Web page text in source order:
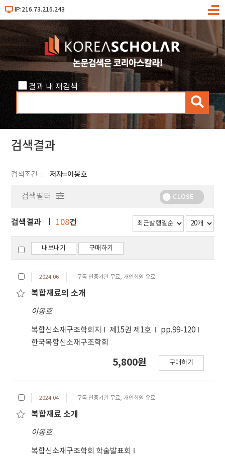
IP:216.73.216.243
메
결과 내 재검색
검
색
검색결과
검색조건 저자=이봉호
검색필터 CLOSE
검색결과 108건
내보내기 구매하기
2024.06 구독 인증기관 무료, 개인회원 유료
복합재료의 소개
이봉호
복합신소재구조학회지 제15권 제1호
pp.99-120
한국복합신소재구조학회
5,800원 구매하기
2024.04 구독 인증기관 무료, 개인회원 유료
복합재료 소개
이봉호
복합신소재구조학회 학술발표회